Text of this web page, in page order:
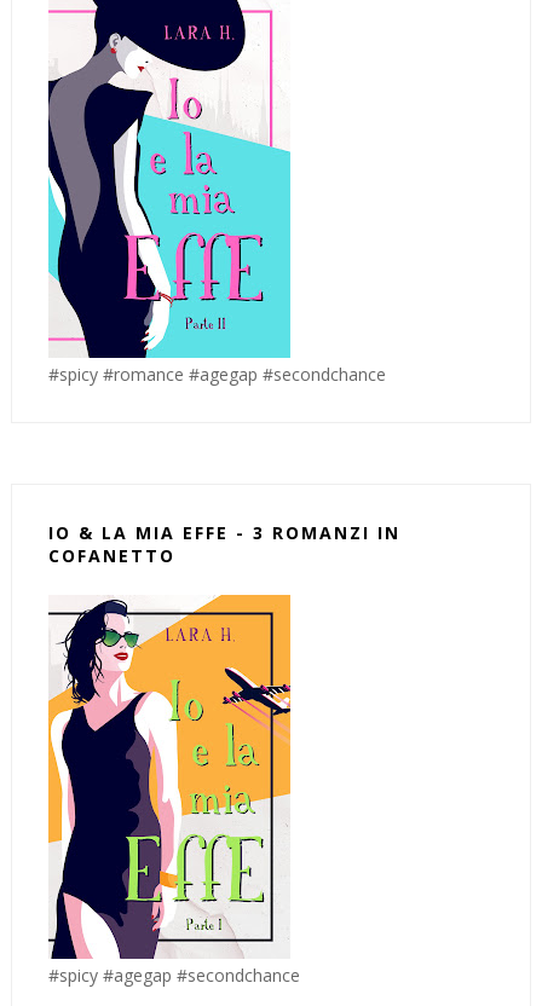
#spicy #romance #agegap #secondchance
IO & LA MIA EFFE - 3 ROMANZI IN
COFANETTO
#spicy #agegap #secondchance